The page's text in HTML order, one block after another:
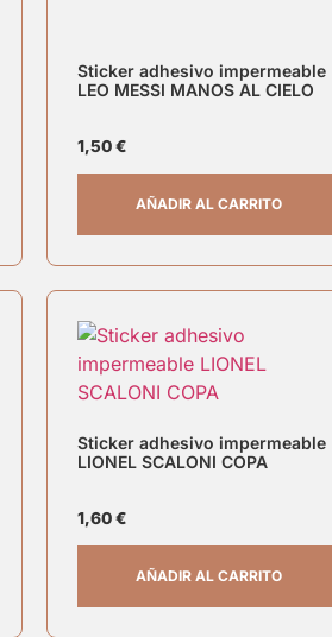
Sticker adhesivo impermeable
LEO MESSI MANOS AL CIELO
1,50€
AÑADIR AL CARRITO
Sticker adhesivo impermeable
LIONEL SCALONI COPA
1,60€
AÑADIR AL CARRITO